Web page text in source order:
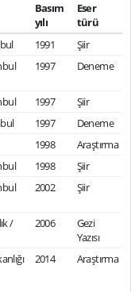
Basım
yılı
Eser
türü
1991
Şiir
1997 Deneme
1997
Şiir
1997
Deneme
1998
Araştırma
1998
Şiir
2002 Şiir
/
2006
Gezi
Yazısı
2014 Araştırma